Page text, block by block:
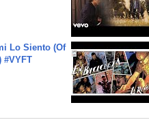
Lo Siento (Of
#VYFT